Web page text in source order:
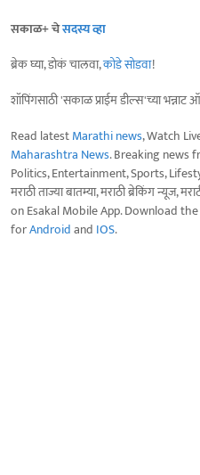
सकाळ+ चेसदस्य व्हा
ब्रेक घ्या, डोकं चालवा,कोडे सोडवा!
शॉपिंगसाठी 'सकाळ प्राईम डील्स'च्या भन्नाट
Read latestMarathi news, Watch
Maharashtra News. Breaking news
Politics, Entertainment, Sports,
मराठी ताज्या बातम्या, मराठी ब्रेकिंग न्यूज,
on Esakal Mobile App. Download
forAndroidand IOS.